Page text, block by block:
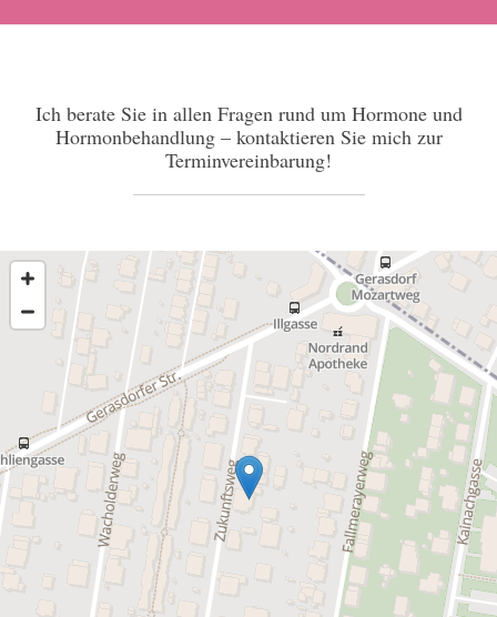
Ich berate Sie in allen Fragen rund um Hormone und
Hormonbehandlung – kontaktieren Sie mich zur
Terminvereinbarung!